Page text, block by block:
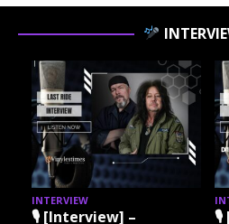
INTERVIEW
🎙 [Interview] –
🎙